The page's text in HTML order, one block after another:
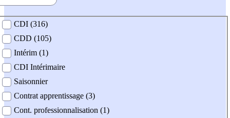
contrat
CDI (316)
CDD (105)
Intérim (1)
CDI Intérimaire
Saisonnier
Contrat apprentissage (3)
Cont. professionnalisation (1)